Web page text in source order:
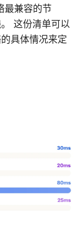
最兼容的节
这份清单可以
具体情况来定